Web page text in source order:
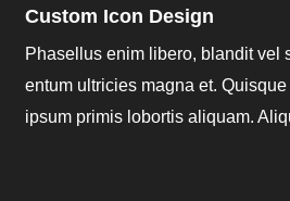
Custom Icon Design
Phasellus enim libero, blandit vel
entum ultricies magna et.
ipsum primis lobortis aliquam.